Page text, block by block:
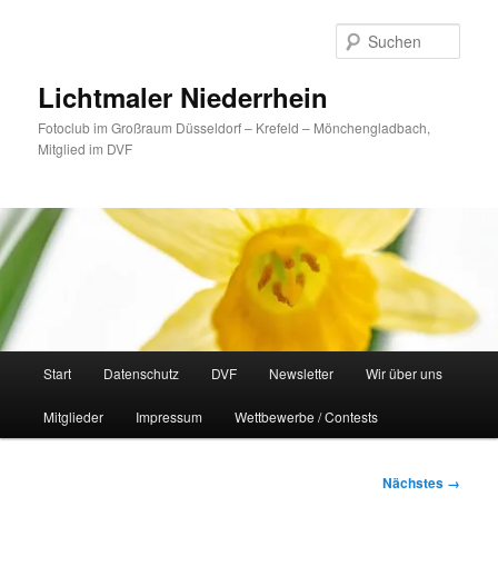
Lichtmaler Niederrhein
Fotoclub im Großraum Düsseldorf – Krefeld – Mönchengladbach,
Mitglied im DVF
Start Datenschutz DVF Newsletter Wir über uns
Mitglieder Impressum Wettbewerbe / Contests
Nächstes →